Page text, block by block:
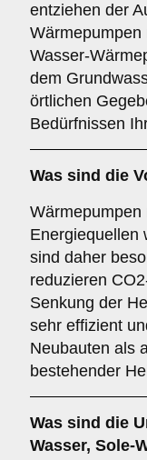
entziehen der
Wärmepumpen
Wasser-
dem
örtlichen
Bedürfnissen
Was sind die
Energiequellen
sind daher
reduzieren
Senkung der
sehr effizient
Neubauten als
bestehender
Was sind die
Wasser, Sole-